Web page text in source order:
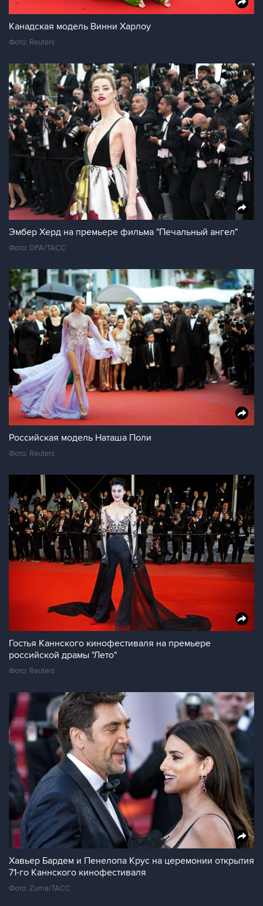
Канадская модель Винни Харлоу
Фото: Reuters
Эмбер Херд на премьере фильма "Печальный ангел"
Фото: DPA/ТАСС
Российская модель Наташа Поли
Фото: Reuters
Гостья Каннского кинофестиваля на премьере
российской драмы "Лето"
Фото: Reuters
Хавьер Бардем и Пенелопа Крус на церемонии открытия
71-го Каннского кинофестиваля
Фото: Zuma/ТАСС